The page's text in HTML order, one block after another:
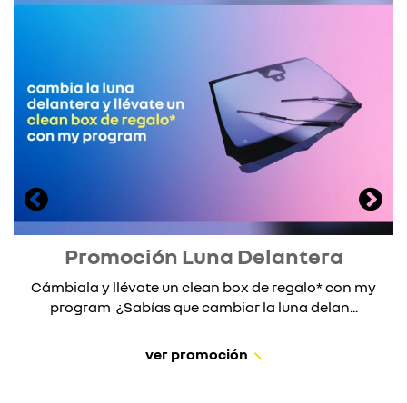
Promoción Luna Delantera
Cámbiala y llévate un clean box de regalo* con my
program ¿Sabías que cambiar la luna delan...
ver promoción